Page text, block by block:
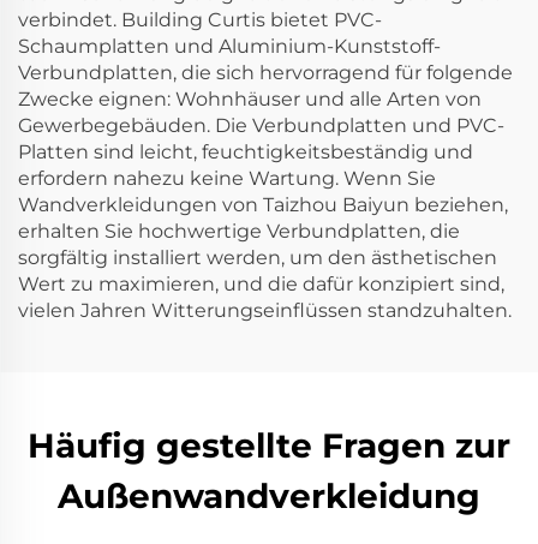
verbindet. Building Curtis bietet PVC-
Schaumplatten und Aluminium-Kunststoff-
Verbundplatten, die sich hervorragend für folgende
Zwecke eignen: Wohnhäuser und alle Arten von
Gewerbegebäuden. Die Verbundplatten und PVC-
Platten sind leicht, feuchtigkeitsbeständig und
erfordern nahezu keine Wartung. Wenn Sie
Wandverkleidungen von Taizhou Baiyun beziehen,
erhalten Sie hochwertige Verbundplatten, die
sorgfältig installiert werden, um den ästhetischen
Wert zu maximieren, und die dafür konzipiert sind,
vielen Jahren Witterungseinflüssen standzuhalten.
Häufig gestellte Fragen zur
Außenwandverkleidung